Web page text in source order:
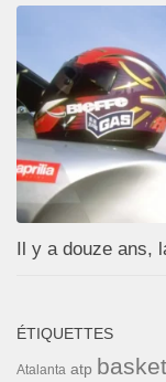
Il y a douze ans,
ÉTIQUETTES
Atalanta atp